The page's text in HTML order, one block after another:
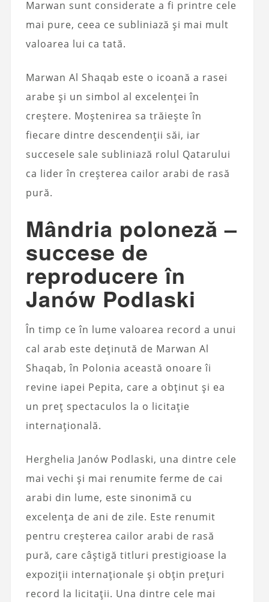
Marwan sunt considerate a fi printre cele
mai pure, ceea ce subliniază și mai mult
valoarea lui ca tată.
Marwan Al Shaqab este o icoană a rasei
arabe și un simbol al excelenței în
creștere. Moștenirea sa trăiește în
fiecare dintre descendenții săi, iar
succesele sale subliniază rolul Qatarului
ca lider în creșterea cailor arabi de rasă
pură.
Mândria poloneză –
succese de
reproducere în
Janów Podlaski
În timp ce în lume valoarea record a unui
cal arab este deținută de Marwan Al
Shaqab, în ​​Polonia această onoare îi
revine iapei Pepita, care a obținut și ea
un preț spectaculos la o licitație
internațională.
Herghelia Janów Podlaski, una dintre cele
mai vechi și mai renumite ferme de cai
arabi din lume, este sinonimă cu
excelența de ani de zile. Este renumit
pentru creșterea cailor arabi de rasă
pură, care câștigă titluri prestigioase la
expoziții internaționale și obțin prețuri
record la licitații. Una dintre cele mai